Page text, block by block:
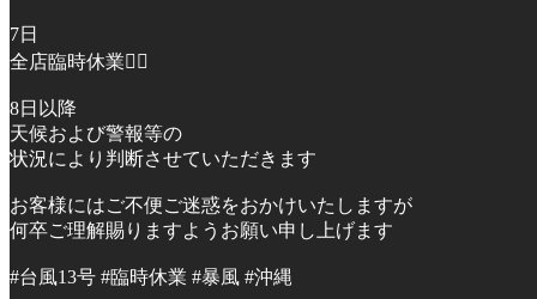
7日
全店臨時休業🙇‍♂️
8日以降
天候および警報等の
状況により判断させていただきます
お客様にはご不便ご迷惑をおかけいたしますが
何卒ご理解賜りますようお願い申し上げます
#台風13号 #臨時休業 #暴風 #沖縄